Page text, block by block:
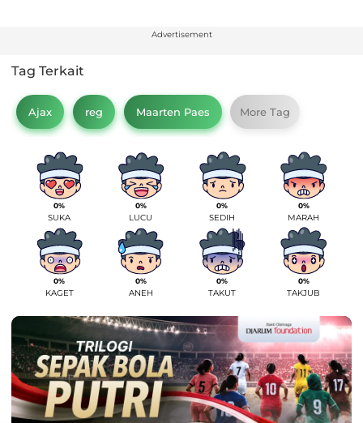
Advertisement
Tag Terkait
Ajax reg Maarten Paes More Tag
0%
SUKA
0%
LUCU
0%
SEDIH
0%
MARAH
0%
KAGET
0%
ANEH
0%
TAKUT
0%
TAKJUB